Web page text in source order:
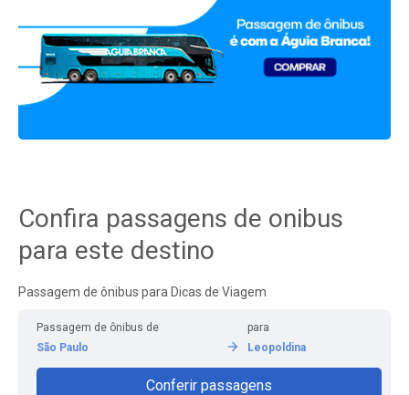
Confira passagens de onibus
para este destino
Passagem de ônibus para Dicas de Viagem
Passagem de ônibus de
São Paulo
para
Leopoldina
Conferir passagens